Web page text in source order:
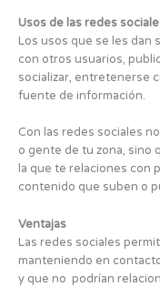
Usos de las redes
Los usos que se les dan
con otros usuarios,
socializar, entretenerse
fuente de información.
Con las redes sociales
o gente de tu zona, sino
la que te relaciones con
contenido que suben o
Ventajas
Las redes sociales
manteniendo en
y que no podrían